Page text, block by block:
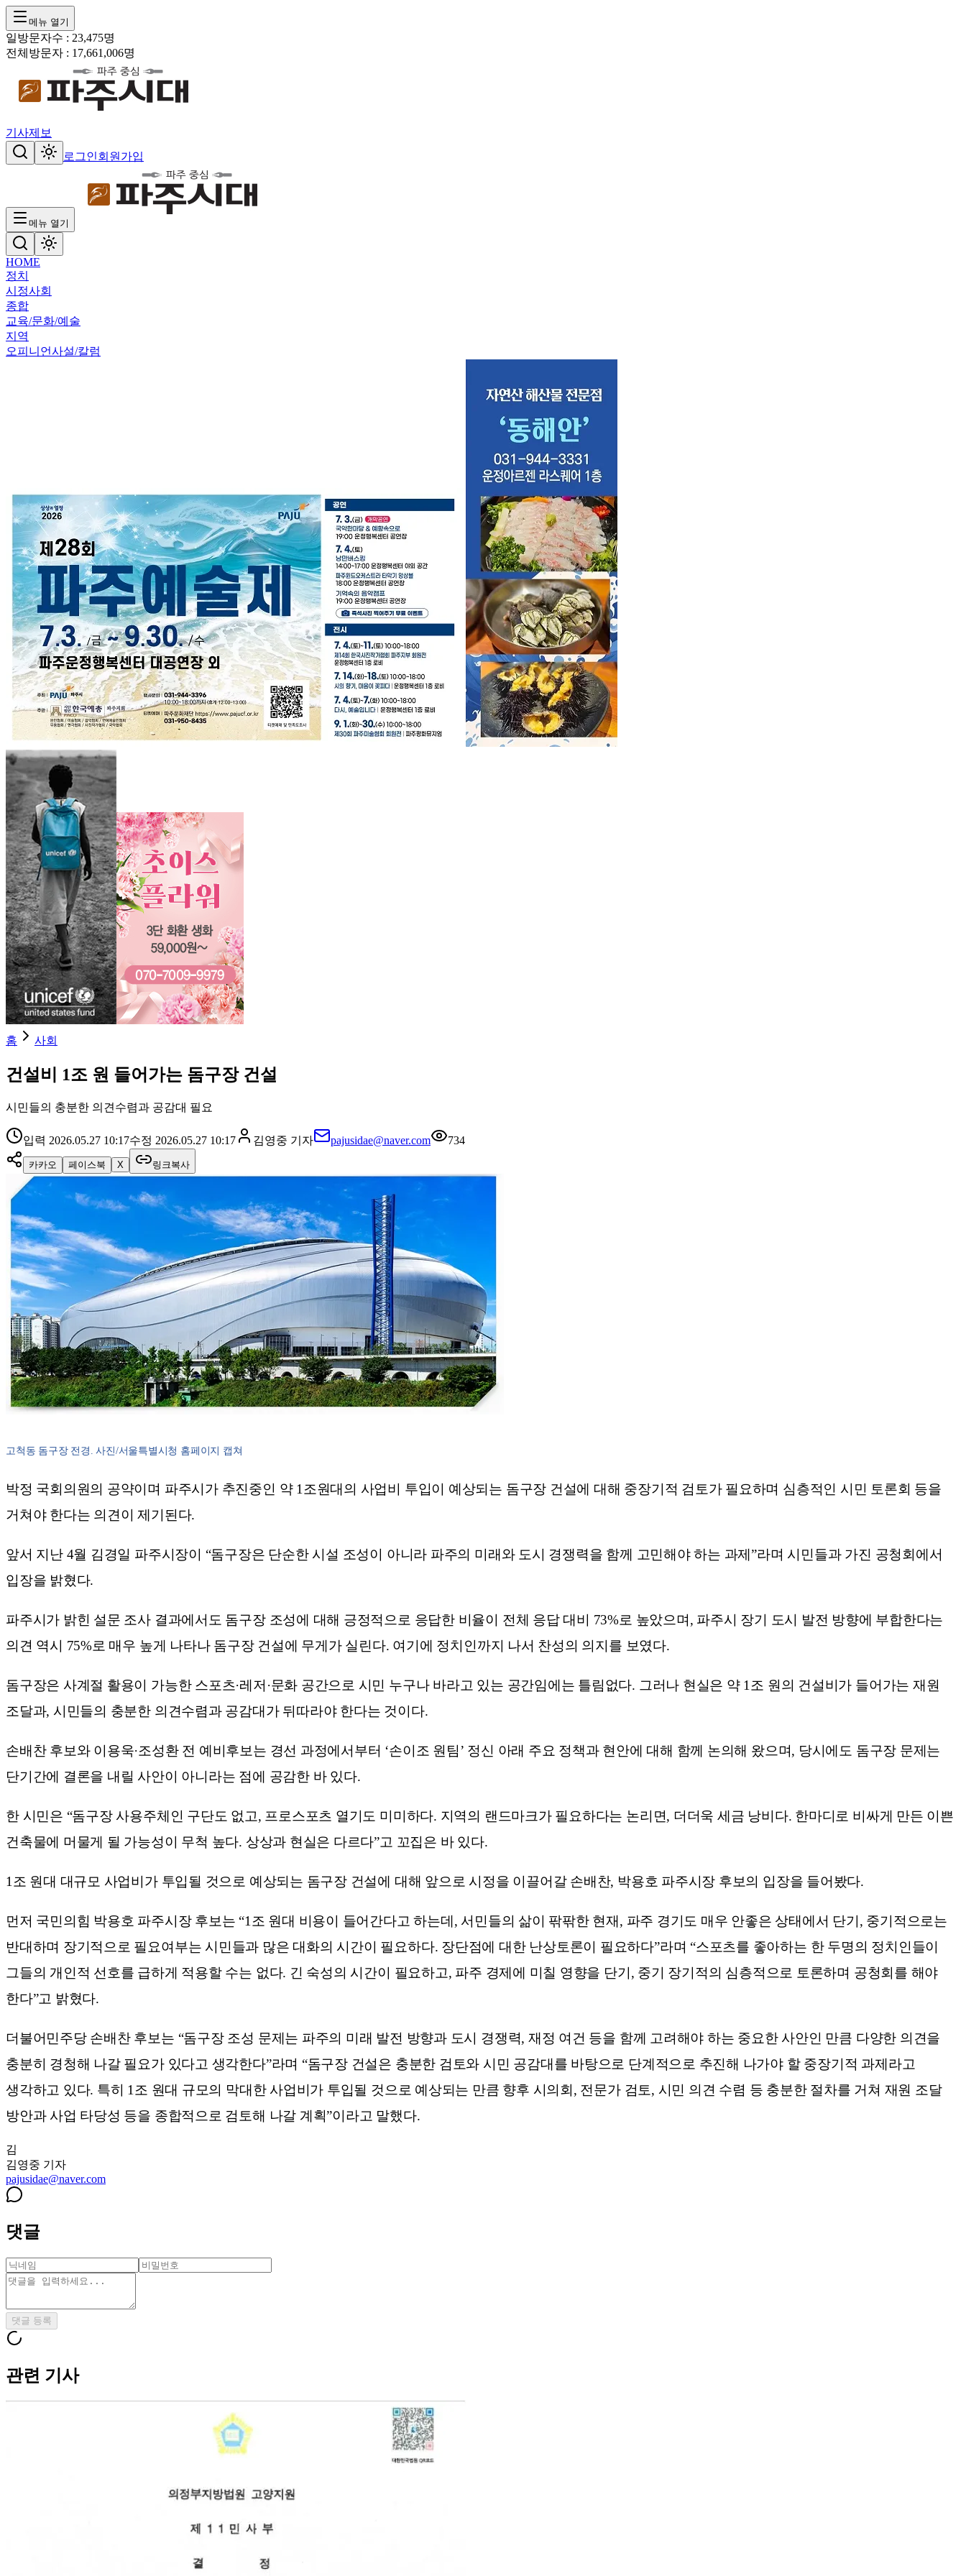
메뉴 열기
일방문자수 : 23,475명
전체방문자 : 17,661,006명
기사제보
로그인회원가입
메뉴 열기
HOME
정치
시정사회
종합
교육/문화/예술
지역
오피니언사설/칼럼
홈 사회
건설비 1조 원 들어가는 돔구장 건설
시민들의 충분한 의견수렴과 공감대 필요
입력 2026.05.27 10:17수정 2026.05.27 10:17 김영중 기자 pajusidae@naver.com 734
카카오 페이스북 X 링크복사
고척동 돔구장 전경. 사진/서울특별시청 홈페이지 캡쳐
박정 국회의원의 공약이며 파주시가 추진중인 약 1조원대의 사업비 투입이 예상되는 돔구장 건설에 대해 중장기적 검토가 필요하며 심층적인 시민 토론회 등을
거쳐야 한다는 의견이 제기된다.
앞서 지난 4월 김경일 파주시장이 “돔구장은 단순한 시설 조성이 아니라 파주의 미래와 도시 경쟁력을 함께 고민해야 하는 과제”라며 시민들과 가진 공청회에서
입장을 밝혔다.
파주시가 밝힌 설문 조사 결과에서도 돔구장 조성에 대해 긍정적으로 응답한 비율이 전체 응답 대비 73%로 높았으며, 파주시 장기 도시 발전 방향에 부합한다는
의견 역시 75%로 매우 높게 나타나 돔구장 건설에 무게가 실린다. 여기에 정치인까지 나서 찬성의 의지를 보였다.
돔구장은 사계절 활용이 가능한 스포츠·레저·문화 공간으로 시민 누구나 바라고 있는 공간임에는 틀림없다. 그러나 현실은 약 1조 원의 건설비가 들어가는 재원
조달과, 시민들의 충분한 의견수렴과 공감대가 뒤따라야 한다는 것이다.
손배찬 후보와 이용욱·조성환 전 예비후보는 경선 과정에서부터 ‘손이조 원팀’ 정신 아래 주요 정책과 현안에 대해 함께 논의해 왔으며, 당시에도 돔구장 문제는
단기간에 결론을 내릴 사안이 아니라는 점에 공감한 바 있다.
한 시민은 “돔구장 사용주체인 구단도 없고, 프로스포츠 열기도 미미하다. 지역의 랜드마크가 필요하다는 논리면, 더더욱 세금 낭비다. 한마디로 비싸게 만든 이쁜
건축물에 머물게 될 가능성이 무척 높다. 상상과 현실은 다르다”고 꼬집은 바 있다.
1조 원대 대규모 사업비가 투입될 것으로 예상되는 돔구장 건설에 대해 앞으로 시정을 이끌어갈 손배찬, 박용호 파주시장 후보의 입장을 들어봤다.
먼저 국민의힘 박용호 파주시장 후보는 “1조 원대 비용이 들어간다고 하는데, 서민들의 삶이 팎팎한 현재, 파주 경기도 매우 안좋은 상태에서 단기, 중기적으로는
반대하며 장기적으로 필요여부는 시민들과 많은 대화의 시간이 필요하다. 장단점에 대한 난상토론이 필요하다”라며 “스포츠를 좋아하는 한 두명의 정치인들이
그들의 개인적 선호를 급하게 적용할 수는 없다. 긴 숙성의 시간이 필요하고, 파주 경제에 미칠 영향을 단기, 중기 장기적의 심층적으로 토론하며 공청회를 해야
한다”고 밝혔다.
더불어민주당 손배찬 후보는 “돔구장 조성 문제는 파주의 미래 발전 방향과 도시 경쟁력, 재정 여건 등을 함께 고려해야 하는 중요한 사안인 만큼 다양한 의견을
충분히 경청해 나갈 필요가 있다고 생각한다”라며 “돔구장 건설은 충분한 검토와 시민 공감대를 바탕으로 단계적으로 추진해 나가야 할 중장기적 과제라고
생각하고 있다. 특히 1조 원대 규모의 막대한 사업비가 투입될 것으로 예상되는 만큼 향후 시의회, 전문가 검토, 시민 의견 수렴 등 충분한 절차를 거쳐 재원 조달
방안과 사업 타당성 등을 종합적으로 검토해 나갈 계획”이라고 말했다.
김
김영중 기자
pajusidae@naver.com
댓글
댓글 등록
관련 기사